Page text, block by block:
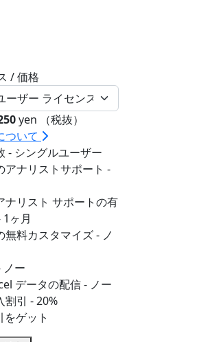
/ 価格
yen （税抜）
ついて
- シングルユーザー
アナリストサポート -
ナリスト サポートの有
ヶ月
無料カスタマイズ - ノ
ノー
データの配信 - ノー
割引 - 20%
をゲット